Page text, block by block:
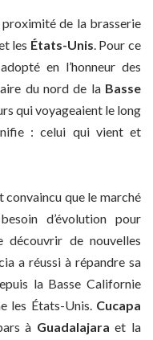
proximité de la brasserie
les États-Unis . Pour ce
en l’honneur des
du nord de la Basse
qui voyageaient le long
: celui qui vient et
convaincu que le marché
d’évolution pour
découvrir de nouvelles
a réussi à répandre sa
la Basse Californie
les États-Unis. Cucapa
à Guadalajara et la